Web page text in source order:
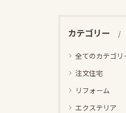
カテゴリー
全てのカテゴリ
注文住宅
リフォーム
エクステリア